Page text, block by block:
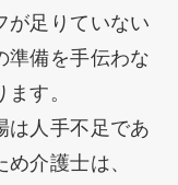
が足りていない
準備を手伝わな
す。
は人手不足であ
介護士は、